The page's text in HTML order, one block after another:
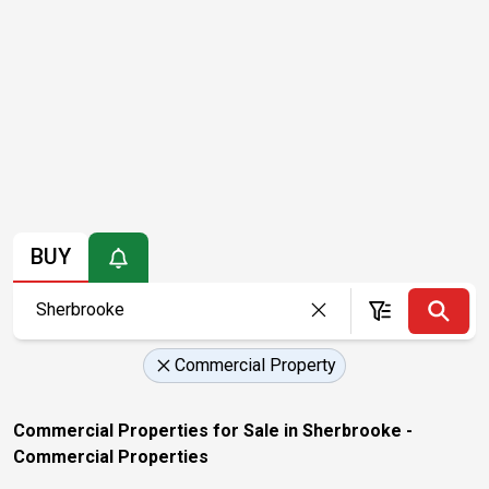
BUY
Commercial Property
Commercial Properties for Sale in Sherbrooke -
Commercial Properties